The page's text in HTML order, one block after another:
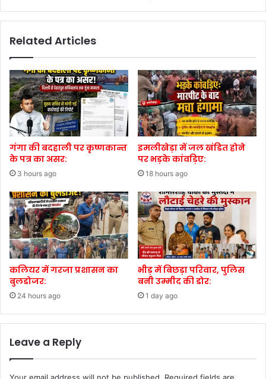
Related Articles
गंगा की बदहाली पर कृष्णकान्त
के पत्र का असर:
3 hours ago
इमलीखेड़ा में जल खंडित होने
पर भड़के कांवड़िए:
18 hours ago
कलियर में गरजा प्रशासन का
बुलडोजर:
24 hours ago
भीड़ में बिछड़ा परिवार, पुलिस
बनी उम्मीद की डोर:
1 day ago
Leave a Reply